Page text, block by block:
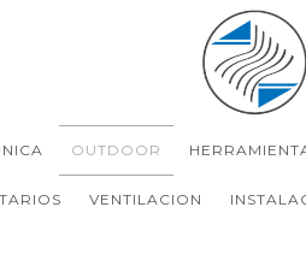
OUTDOOR
VENTILACION